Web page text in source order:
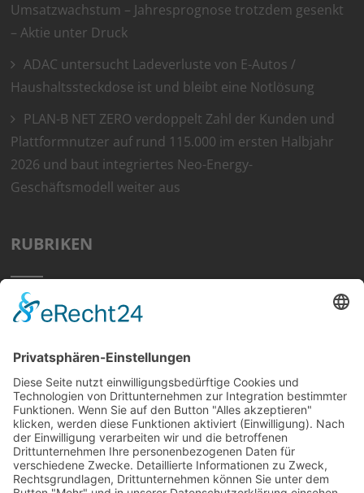
Umsatzwachstum – Jahresprognose trotzdem gesenkt
– Aktie unter Druck
ADAC untersucht Ladeverluste von E-Autos /
Haushaltssteckdose ist und bleibt eine Notlösung
PLAN-B NET ZERO verdoppelt Zahl der Kunden und
Plattformnutzer auf rund 115.000 im ersten Halbjahr
2026 und baut integriertes Neo-Energy-
Geschäftsmodell weiter aus
RUBRIKEN
Home
Tipps
Wissen
Strom Top30
F&A